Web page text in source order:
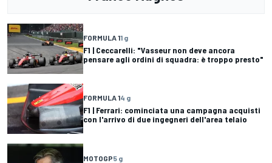
FORMULA 11 g
F1 | Ceccarelli: "Vasseur non deve ancora
pensare agli ordini di squadra: è troppo presto"
FORMULA 14 g
F1 | Ferrari: cominciata una campagna acquisti
con l'arrivo di due ingegneri dell'area telaio
MOTOGP5 g